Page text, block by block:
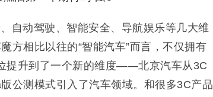
自动驾驶、智能安全、导航娱乐等几大维
方相比以往的“智能汽车”而言，不仅拥有
提升到了一个新的维度——北京汽车从3C
公测模式引入了汽车领域。和很多3C产品